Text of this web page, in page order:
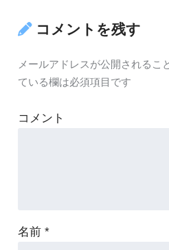
コメントを残す
メールアドレスが公開されるこ
ている欄は必須項目です
コメント
名前 *